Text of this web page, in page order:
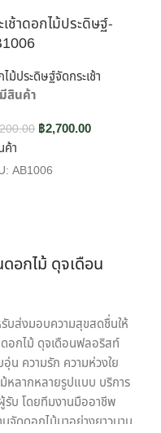
เช้าดอกไม้ประดิษฐ์-
ม้ประดิษฐ์จัดกระเช้า
มีสินค้า
฿2,700.00
ค้า
AB1006
อกไม้ ดุจเดือน
บส่งมอบความสุขสดชื่นให้
อกไม้ ดุจเดือนฟลอริสท์
น ความรัก ความห่วงใย
หลากหลายรูปแบบ บริการ
บ โดยทีมงานมืออาชีพ
จัดดอกไม้มาอย่างยาวนาน